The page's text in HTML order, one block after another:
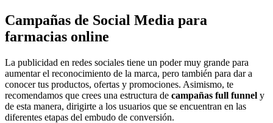
Campañas de Social Media para
farmacias online
La publicidad en redes sociales tiene un poder muy grande para
aumentar el reconocimiento de la marca, pero también para dar a
conocer tus productos, ofertas y promociones. Asimismo, te
recomendamos que crees una estructura de campañas full funnel y
de esta manera, dirigirte a los usuarios que se encuentran en las
diferentes etapas del embudo de conversión.